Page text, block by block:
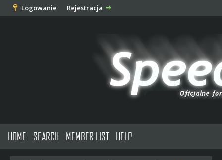
Logowanie Rejestracja
HOME SEARCH MEMBER LIST HELP